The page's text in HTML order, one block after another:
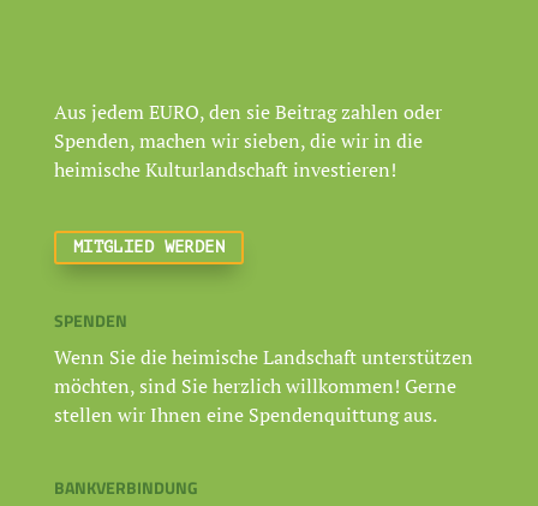
Aus jedem EURO, den sie Beitrag zahlen oder
Spenden, machen wir sieben, die wir in die
heimische Kulturlandschaft investieren!
MITGLIED WERDEN
SPENDEN
Wenn Sie die heimische Landschaft unterstützen
möchten, sind Sie herzlich willkommen! Gerne
stellen wir Ihnen eine Spendenquittung aus.
BANKVERBINDUNG